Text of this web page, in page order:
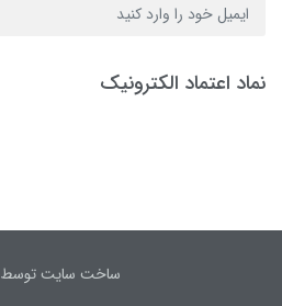
نماد اعتماد الکترونیک
ساخت سایت توسط